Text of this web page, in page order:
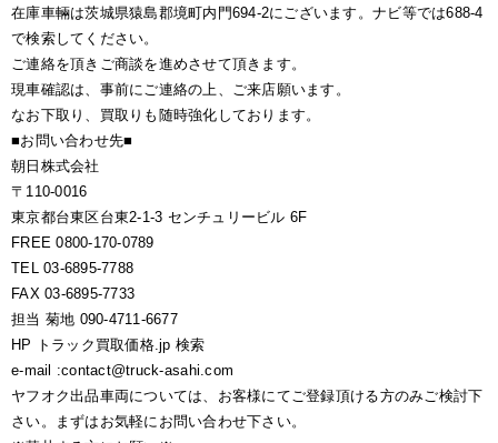
在庫車輛は茨城県猿島郡境町内門694-2にございます。ナビ等では688-4
で検索してください。
ご連絡を頂きご商談を進めさせて頂きます。
現車確認は、事前にご連絡の上、ご来店願います。
なお下取り、買取りも随時強化しております。
■お問い合わせ先■
朝日株式会社
〒110-0016
東京都台東区台東2-1-3 センチュリービル 6F
FREE 0800-170-0789
TEL 03-6895-7788
FAX 03-6895-7733
担当 菊地 090-4711-6677
HP トラック買取価格.jp 検索
e-mail :contact@truck-asahi.com
ヤフオク出品車両については、お客様にてご登録頂ける方のみご検討下
さい。まずはお気軽にお問い合わせ下さい。